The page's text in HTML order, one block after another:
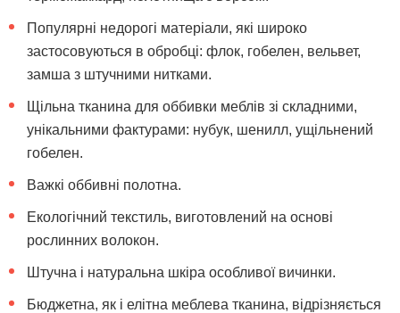
Популярні недорогі матеріали, які широко
застосовуються в обробці: флок, гобелен, вельвет,
замша з штучними нитками.
Щільна тканина для оббивки меблів зі складними,
унікальними фактурами: нубук, шенилл, ущільнений
гобелен.
Важкі оббивні полотна.
Екологічний текстиль, виготовлений на основі
рослинних волокон.
Штучна і натуральна шкіра особливої ​​вичинки.
Бюджетна, як і елітна меблева тканина, відрізняється